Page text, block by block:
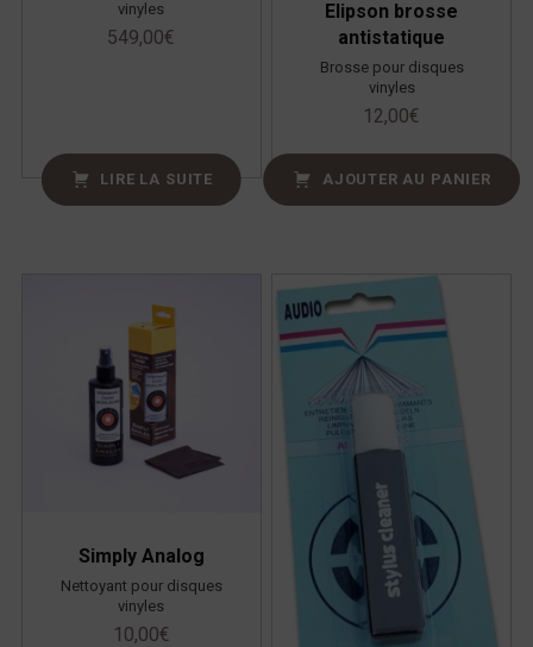
vinyles
549,00€
LIRE LA SUITE
Elipson brosse
antistatique
Brosse pour disques
vinyles
12,00€
AJOUTER AU PANIER
Simply Analog
Nettoyant pour disques
vinyles
10,00€